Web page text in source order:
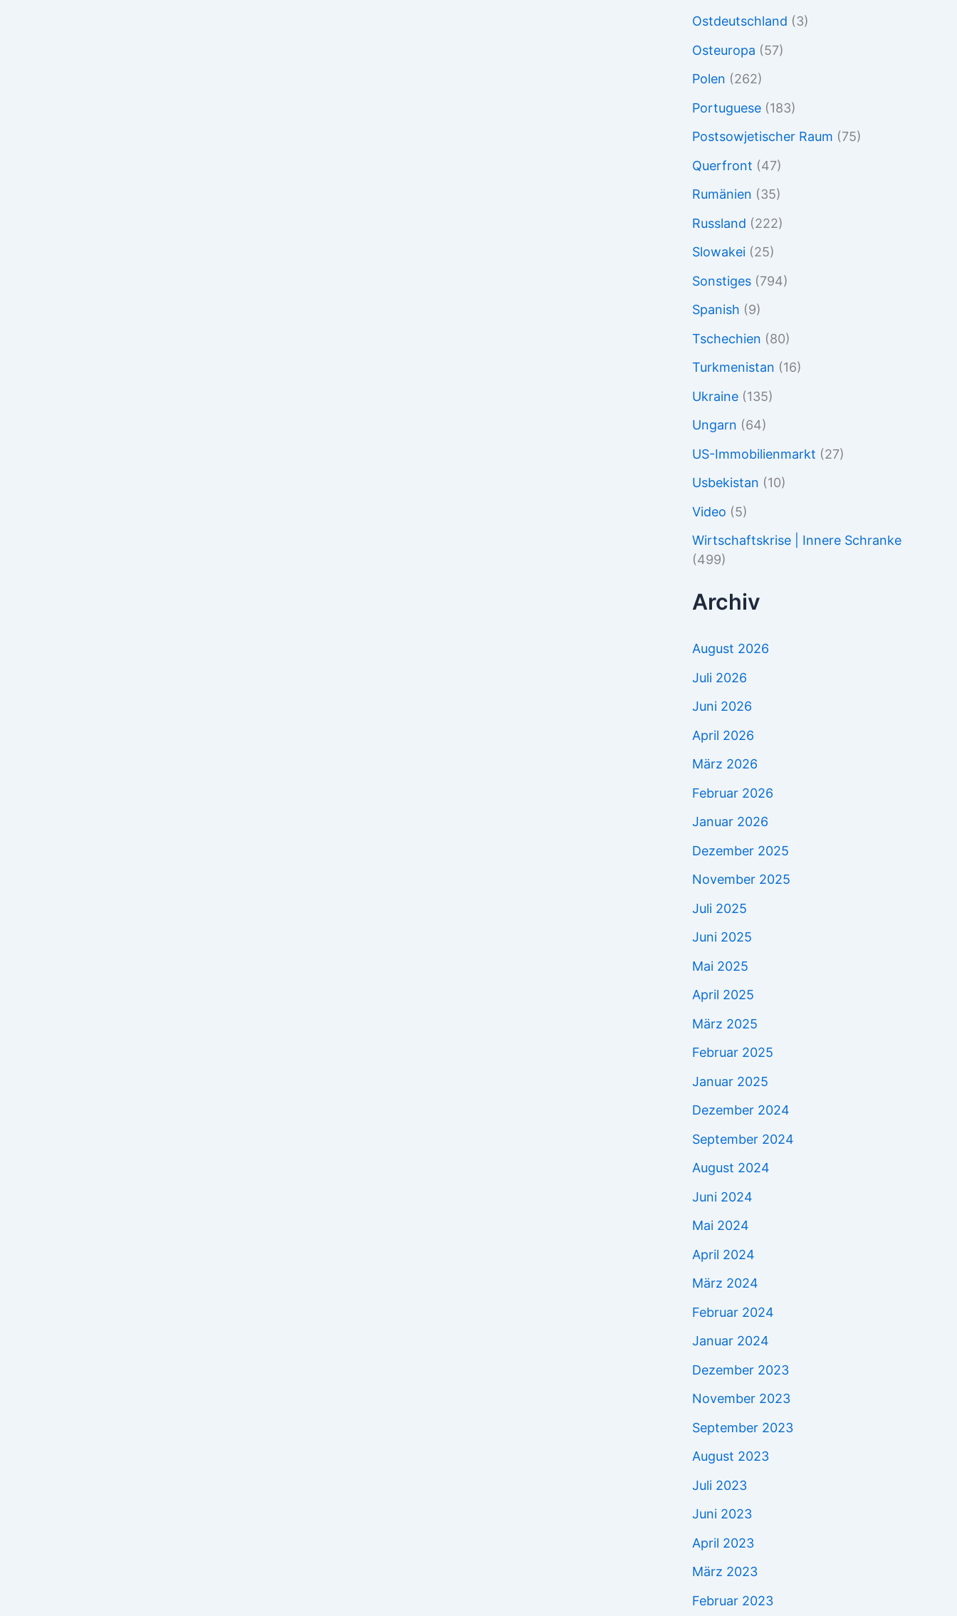
Ostdeutschland (3)
Osteuropa (57)
Polen (262)
Portuguese (183)
Postsowjetischer Raum (75)
Querfront (47)
Rumänien (35)
Russland (222)
Slowakei (25)
Sonstiges (794)
Spanish (9)
Tschechien (80)
Turkmenistan (16)
Ukraine (135)
Ungarn (64)
US-Immobilienmarkt (27)
Usbekistan (10)
Video (5)
Wirtschaftskrise | Innere Schranke
(499)
Archiv
August 2026
Juli 2026
Juni 2026
April 2026
März 2026
Februar 2026
Januar 2026
Dezember 2025
November 2025
Juli 2025
Juni 2025
Mai 2025
April 2025
März 2025
Februar 2025
Januar 2025
Dezember 2024
September 2024
August 2024
Juni 2024
Mai 2024
April 2024
März 2024
Februar 2024
Januar 2024
Dezember 2023
November 2023
September 2023
August 2023
Juli 2023
Juni 2023
April 2023
März 2023
Februar 2023